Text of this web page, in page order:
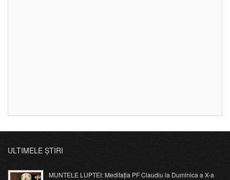
ULTIMELE ȘTIRI
MUNTELE LUPTEI: Meditația PF Claudiu la Duminica a X-a